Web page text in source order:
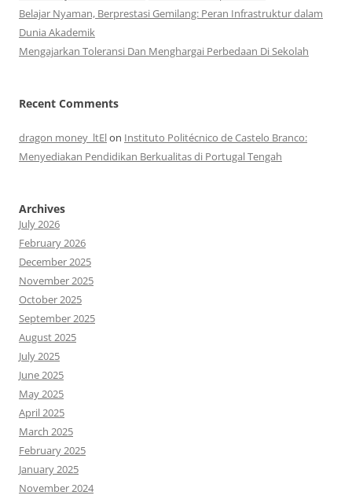
Belajar Nyaman, Berprestasi Gemilang: Peran Infrastruktur dalam
Dunia Akademik
Mengajarkan Toleransi Dan Menghargai Perbedaan Di Sekolah
Recent Comments
dragon money_ltElon Instituto Politécnico de Castelo Branco:
Menyediakan Pendidikan Berkualitas di Portugal Tengah
Archives
July 2026
February 2026
December 2025
November 2025
October 2025
September 2025
August 2025
July 2025
June 2025
May 2025
April 2025
March 2025
February 2025
January 2025
November 2024